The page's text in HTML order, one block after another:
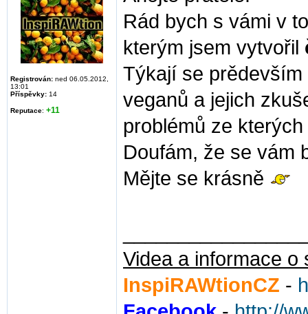
Registrován: ned 06.05.2012,
13:01
Příspěvky: 14
Reputace: +11
Rád bych s vámi v
kterým jsem vytvořil
Týkají se
veganů a jejich
problémů ze
Doufám, že se vám
Mějte se krásně
Videa a informace
InspiRAWtionCZ -